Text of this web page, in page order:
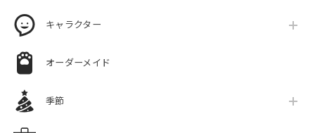
キャラクター
オーダーメイド
季節